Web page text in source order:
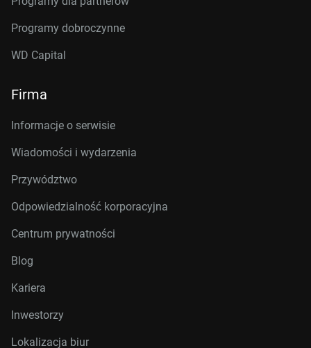
Programy dobroczynne
WD Capital
Firma
Informacje o serwisie
Wiadomości i wydarzenia
Przywództwo
Odpowiedzialność korporacyjna
Centrum prywatności
Blog
Kariera
Inwestorzy
Lokalizacja biur